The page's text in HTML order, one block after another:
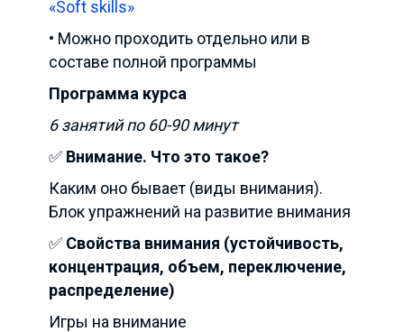
«Soft skills»
• Можно проходить отдельно или в
составе полной программы
Программа курса
6 занятий по 60-90 минут
✅ Внимание. Что это такое?
Каким оно бывает (виды внимания).
Блок упражнений на развитие внимания
✅ Свойства внимания (устойчивость,
концентрация, объем, переключение,
распределение)
Игры на внимание